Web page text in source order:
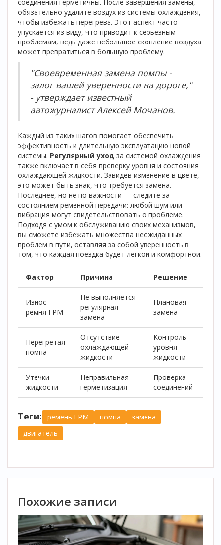
соединения герметичны. После завершения замены,
обязательно удалите воздух из системы охлаждения,
чтобы избежать перегрева. Этот аспект часто
упускается из виду, что приводит к серьёзным
проблемам, ведь даже небольшое скопление воздуха
может превратиться в большую проблему.
"Своевременная замена помпы -
залог вашей уверенности на дороге,"
- утверждает известный
автожурналист Алексей Мочанов.
Каждый из таких шагов помогает обеспечить
эффективность и длительную эксплуатацию новой
системы. Регулярный уход за системой охлаждения
также включает в себя проверку уровня и состояния
охлаждающей жидкости. Завидев изменение в цвете,
это может быть знак, что требуется замена.
Последнее, но не по важности — следите за
состоянием ременной передачи: любой шум или
вибрация могут свидетельствовать о проблеме.
Подходя с умом к обслуживанию своих механизмов,
вы сможете избежать множества неожиданных
проблем в пути, оставляя за собой уверенность в
том, что каждая поездка будет лёгкой и комфортной.
Фактор Причина Решение
Износ
ремня ГРМ
Не выполняется
регулярная
замена
Плановая
замена
Перегретая
помпа
Отсутствие
охлаждающей
жидкости
Контроль
уровня
жидкости
Утечки
жидкости
Неправильная
герметизация
Проверка
соединений
Теги: ремень ГРМ помпа
замена
двигатель
Похожие записи